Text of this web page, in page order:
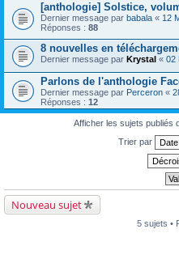
[anthologie] Solstice,
Dernier message par babala « 12
Réponses : 88
8 nouvelles en
Dernier message par Krystal « 02
Parlons de l'anthologie
Dernier message par Perceron «
Réponses : 12
Afficher les sujets publiés
Trier par
Nouveau sujet
5 sujets •